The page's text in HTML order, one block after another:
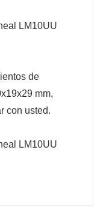
de
mm,
con usted.